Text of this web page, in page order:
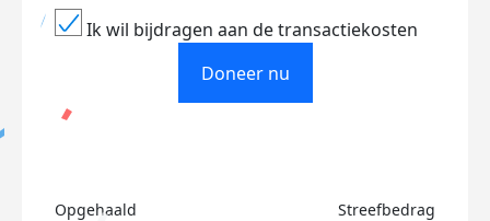
Ik wil bijdragen aan de transactiekosten
Doneer nu
Opgehaald Streefbedrag